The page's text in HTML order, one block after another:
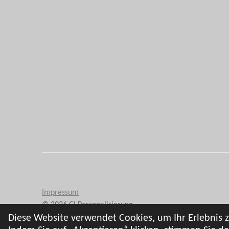
Diese Website verwendet Cookies, um Ihr Erlebnis
Impressum
© 2026 Cl Personalisierung